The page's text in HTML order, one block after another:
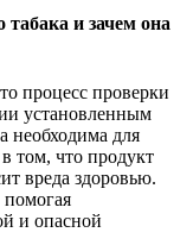
и зачем она
процесс проверки
установленным
необходима для
том, что продукт
вреда здоровью.
и опасной